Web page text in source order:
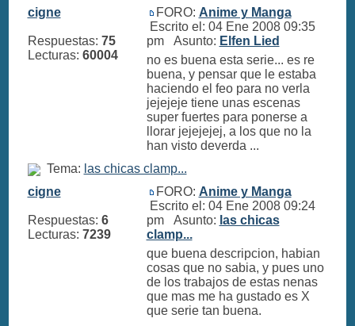
cigne
Respuestas: 75
Lecturas: 60004
FORO: Anime y Manga
Escrito el: 04 Ene 2008 09:35
pm Asunto: Elfen Lied
no es buena esta serie... es re
buena, y pensar que le estaba
haciendo el feo para no verla
jejejeje tiene unas escenas
super fuertes para ponerse a
llorar jejejejej, a los que no la
han visto deverda ...
Tema: las chicas clamp...
cigne
Respuestas: 6
Lecturas: 7239
FORO: Anime y Manga
Escrito el: 04 Ene 2008 09:24
pm Asunto: las chicas
clamp...
que buena descripcion, habian
cosas que no sabia, y pues uno
de los trabajos de estas nenas
que mas me ha gustado es X
que serie tan buena.